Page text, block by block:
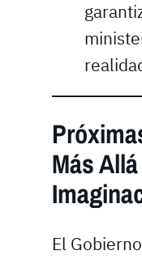
Más
El